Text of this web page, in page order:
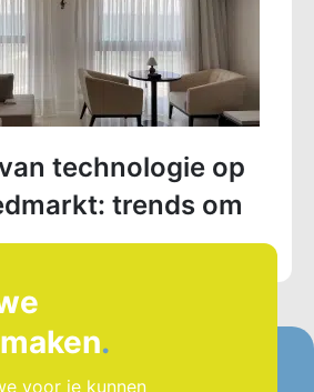
technologie op
trends om
.
voor je kunnen